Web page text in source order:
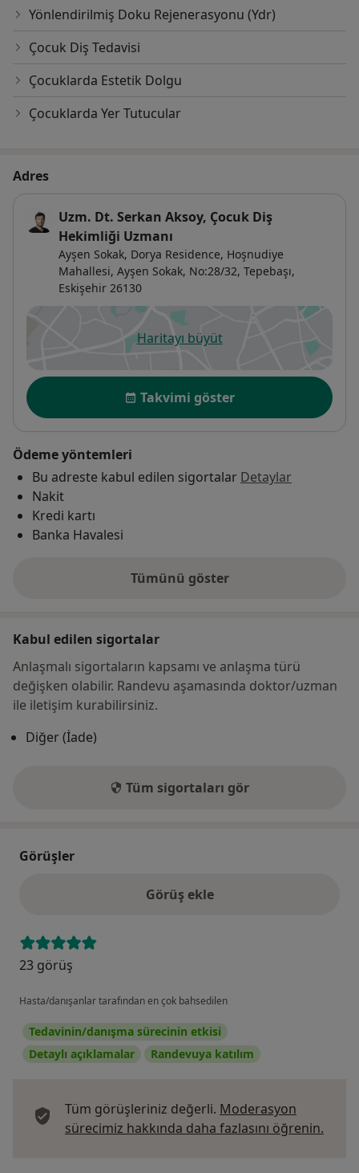
Yönlendirilmiş Doku Rejenerasyonu (Ydr)
Çocuk Diş Tedavisi
Çocuklarda Estetik Dolgu
Çocuklarda Yer Tutucular
Adres
Uzm. Dt. Serkan Aksoy, Çocuk Diş
Hekimliği Uzmanı
Ayşen Sokak, Dorya Residence, Hoşnudiye
Mahallesi, Ayşen Sokak, No:28/32, Tepebaşı,
Eskişehir 26130
Haritayı büyütyeni bir sekmede açılır
Uygunluk
Takvimi göster
Ödeme yöntemleri
Bu adreste kabul edilen sigortalar Detaylar
Nakit
Kredi kartı
Banka Havalesi
Tümünü göster
adres hakkında
Kabul edilen sigortalar
Anlaşmalı sigortaların kapsamı ve anlaşma türü
değişken olabilir. Randevu aşamasında doktor/uzman
ile iletişim kurabilirsiniz.
Diğer (İade)
Tüm sigortaları gör
Görüşler
Görüş ekle
23 görüş
Hasta/danışanlar tarafından en çok bahsedilen
Tedavinin/danışma sürecinin etkisi
Detaylı açıklamalar
Randevuya katılım
Tüm görüşleriniz değerli. Moderasyon
sürecimiz hakkında daha fazlasını öğrenin.